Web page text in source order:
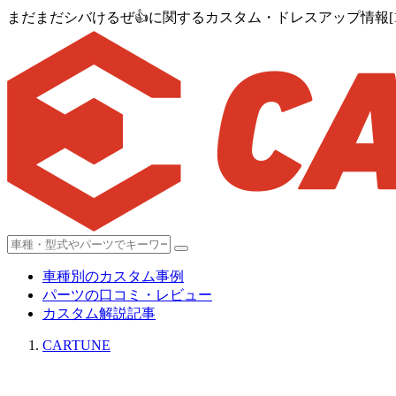
まだまだシバけるぜ👍に関するカスタム・ドレスアップ情報
車種別のカスタム事例
パーツの口コミ・レビュー
カスタム解説記事
CARTUNE